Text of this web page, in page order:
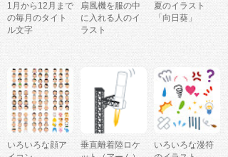
1月から12月まで
の毎月のタイト
ル文字
扇風機を服の中
に入れる人のイ
ラスト
夏のイラスト
「向日葵」
いろいろな顔ア
垂直離着陸ロケ
いろいろな漫符